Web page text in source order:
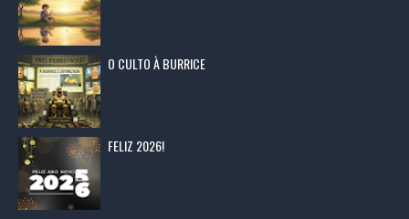
O CULTO À BURRICE
FELIZ 2026!